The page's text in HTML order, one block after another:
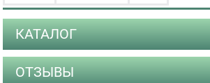
КАТАЛОГ
ОТЗЫВЫ